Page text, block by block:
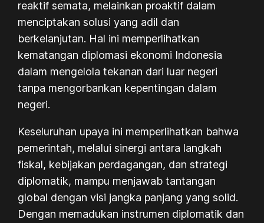
reaktif semata, melainkan proaktif dalam
menciptakan solusi yang adil dan
berkelanjutan. Hal ini memperlihatkan
kematangan diplomasi ekonomi Indonesia
dalam mengelola tekanan dari luar negeri
tanpa mengorbankan kepentingan dalam
negeri.
Keseluruhan upaya ini memperlihatkan bahwa
pemerintah, melalui sinergi antara langkah
fiskal, kebijakan perdagangan, dan strategi
diplomatik, mampu menjawab tantangan
global dengan visi jangka panjang yang solid.
Dengan memadukan instrumen diplomatik dan